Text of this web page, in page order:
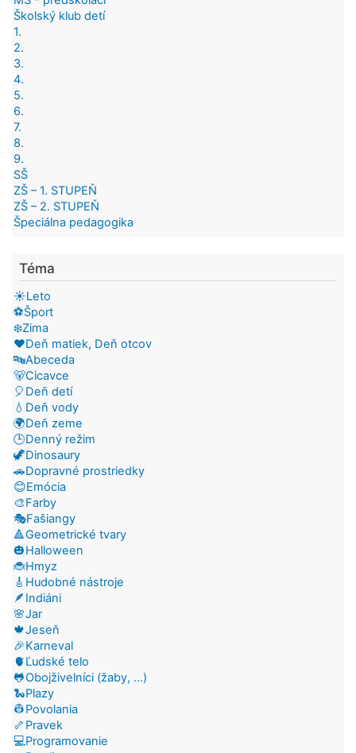
Školský klub detí
1.
2.
3.
4.
5.
6.
7.
8.
9.
SŠ
ZŠ – 1. STUPEŇ
ZŠ – 2. STUPEŇ
Špeciálna pedagogika
Téma
☀️Leto
⚽Šport
❄️Zima
❤️Deň matiek, Deň otcov
🔤Abeceda
🐻Cicavce
🎈Deň detí
💧Deň vody
🌍Deň zeme
🕒Denný režim
🦖Dinosaury
🚗Dopravné prostriedky
😊Emócia
🎨Farby
🎭Fašiangy
🔺Geometrické tvary
🎃Halloween
🐞Hmyz
🎸Hudobné nástroje
🪶Indiáni
🌸Jar
🍁Jeseň
🎉Karneval
🫀Ľudské telo
🐸Obojživelníci (žaby, ...)
🐍Plazy
👷Povolania
🦴Pravek
💻Programovanie